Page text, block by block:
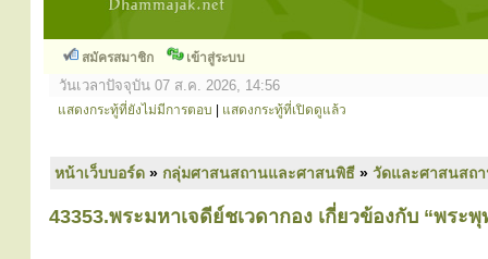
สมัครสมาชิก เข้าสู่ระบบ
วันเวลาปัจจุบัน 07 ส.ค. 2026, 14:56
แสดงกระทู้ที่ยังไม่มีการตอบ แสดงกระทู้ที่เปิดดูแล้ว
หน้าเว็บบอร์ด » กลุ่มศาสนสถานและศาสนพิธี » วัดและศาสนสถ
43353.พระมหาเจดีย์ชเวดากอง เกี่ยวข้องกับ “พระพุ